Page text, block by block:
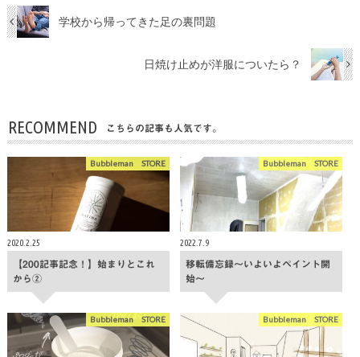
学校から帰ってきた足の裏問題
日焼け止めが洋服についたら？
RECOMMEND こちらの記事も人気です。
Bubbleman STORE
2020.2.25
【200記事記念！】始まりとこれ
から②
Bubbleman STORE
2022.7.9
移転備忘録〜いよいよペイント開
始〜
Bubbleman STORE Bubbleman STORE